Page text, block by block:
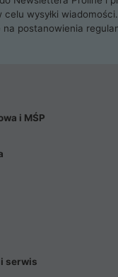
wysyłki
na postanowienia
i MŚP
serwis